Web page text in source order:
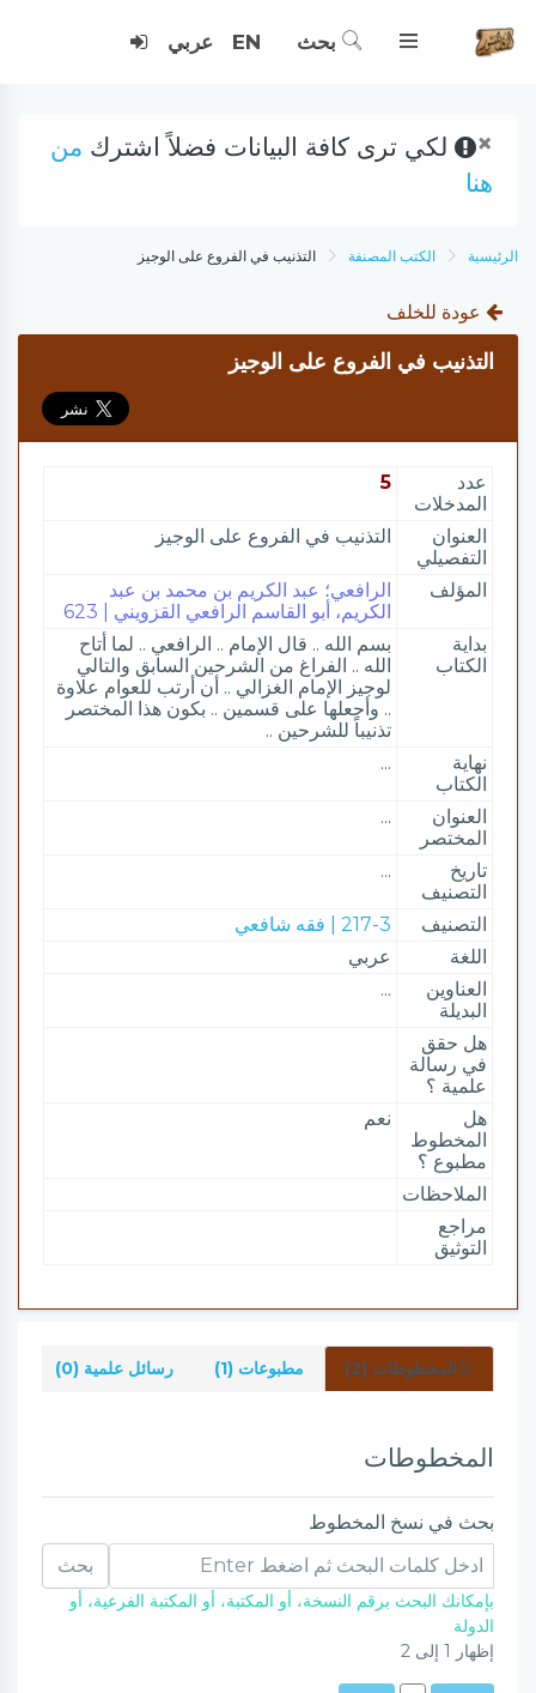
بحث EN عربي
× لكي ترى كافة البيانات فضلاً اشترك من
هنا
الرئيسية الكتب المصنفة التذنيب في الفروع على الوجيز
عودة للخلف
التذنيب في الفروع على الوجيز
عدد
المدخلات
5
العنوان
التفصيلي
التذنيب في الفروع على الوجيز
المؤلف
الرافعي؛ عبد الكريم بن محمد بن عبد
الكريم، أبو القاسم الرافعي القزويني | 623
بداية
الكتاب
بسم الله .. قال الإمام .. الرافعي .. لما أتاح
الله .. الفراغ من الشرحين السابق والتالي
لوجيز الإمام الغزالي .. أن أرتب للعوام علاوة
.. وأجعلها على قسمين .. بكون هذا المختصر
تذنيباً للشرحين ..
نهاية
الكتاب
...
العنوان
المختصر
...
تاريخ
التصنيف
...
التصنيف
217-3 | فقه شافعي
اللغة
عربي
العناوين
البديلة
...
هل حقق
في رسالة
علمية ؟
هل
المخطوط
مطبوع ؟
نعم
الملاحظات
مراجع
التوثيق
المخطوطات (2) مطبوعات (1) رسائل علمية (0)
المخطوطات
بحث في نسخ المخطوط
بحث
بإمكانك البحث برقم النسخة، أو المكتبة، أو المكتبة الفرعية، أو
الدولة
إظهار 1 إلى 2